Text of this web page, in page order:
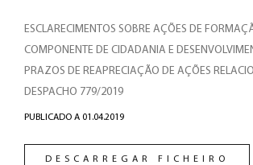
ESCLARECIMENTOS SOBRE AÇÕES DE
COMPONENTE DE CIDADANIA E
PRAZOS DE REAPRECIAÇÃO DE AÇÕES
DESPACHO 779/2019
PUBLICADO A 01.04.2019
DESCARREGAR FICHEIRO